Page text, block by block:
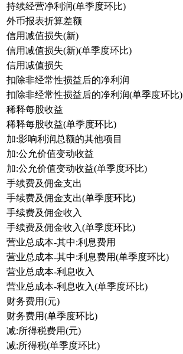
持续经营净利润(单季度环比)
外币报表折算差额
信用减值损失(新)
信用减值损失(新)(单季度环比)
信用减值损失
扣除非经常性损益后的净利润
扣除非经常性损益后的净利润(单季度环比)
稀释每股收益
稀释每股收益(单季度环比)
加:影响利润总额的其他项目
加:公允价值变动收益
加:公允价值变动收益(单季度环比)
手续费及佣金支出
手续费及佣金支出(单季度环比)
手续费及佣金收入
手续费及佣金收入(单季度环比)
营业总成本-其中:利息费用
营业总成本-其中:利息费用(单季度环比)
营业总成本-利息收入
营业总成本-利息收入(单季度环比)
财务费用(元)
财务费用(单季度环比)
减:所得税费用(元)
减:所得税(单季度环比)